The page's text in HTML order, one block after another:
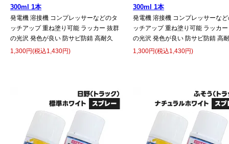
300ml 1本
発電機 溶接機 コンプレッサーなどのタ
ッチアップ 重ね塗り可能 ラッカー 抜群
の光沢 発色が良い 防サビ防錆 高耐久
1,300円(税込1,430円)
300ml 1本
発電機 溶接機 コンプレッサーな
ッチアップ 重ね塗り可能 ラッカ
の光沢 発色が良い 防サビ防錆 高
1,300円(税込1,430円)